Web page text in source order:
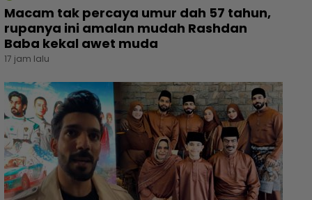
Macam tak percaya umur dah 57 tahun,
rupanya ini amalan mudah Rashdan
Baba kekal awet muda
17 jam lalu